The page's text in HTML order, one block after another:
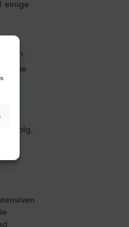
einige
die
Erfolg,